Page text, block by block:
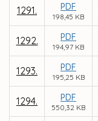
1291. PDF
198,45 KB
1292. PDF
194,97 KB
1293. PDF
195,25 KB
1294. PDF
550,32 KB